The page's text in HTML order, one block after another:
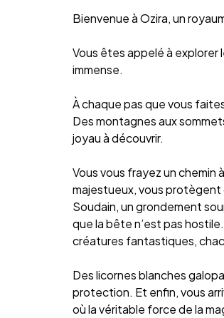
Bienvenue à Ozira, un
Vous êtes appelé à explorer
immense.
À chaque pas que vous
Des montagnes aux
joyau à découvrir.
Vous vous frayez un
majestueux, vous protègent
Soudain, un grondement
que la bête n’est pas
créatures fantastiques,
Des licornes blanches
protection. Et enfin, vous
où la véritable force de la